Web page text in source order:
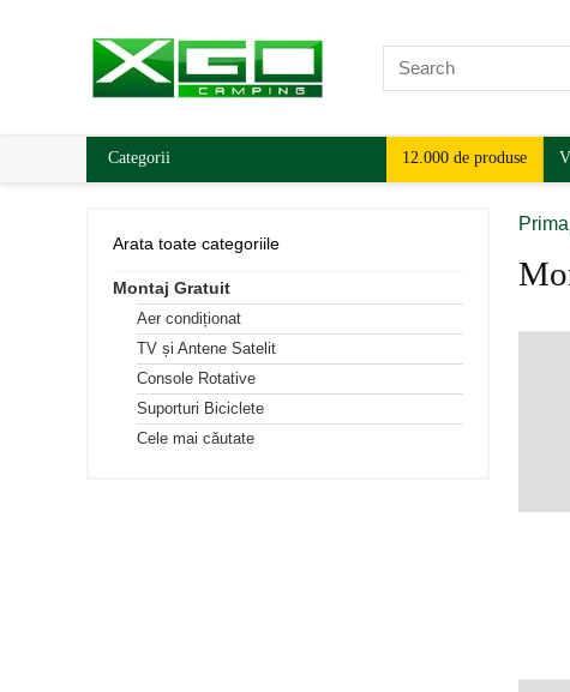
Categorii 12.000 de produse
Arata toate categoriile
Montaj Gratuit
Aer condiționat
TV și Antene Satelit
Console Rotative
Suporturi Biciclete
Cele mai căutate